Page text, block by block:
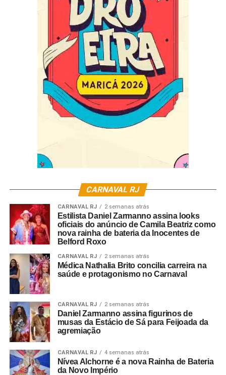
arrecadar latas ou pacotes de leite em pó. Como o evento
é gratuito, a produção do Prêmio solicita que os
convidados e premiados possam levar o alimento não
perecível para ajudar aos mais carentes.
Palco da Cidade do Samba – (Rua Rivadávia Correa 60,
Data: 10 de junho de 2023, (ás 19h).
O evento é gratuito, somente convidados.
CARNAVAL RJ
CARNAVAL RJ 2 semanas atrás
Estilista Daniel Zarmanno assina looks
oficiais do anúncio de Camila Beatriz como
nova rainha de bateria da Inocentes de
Belford Roxo
CARNAVAL RJ 2 semanas atrás
Médica Nathalia Brito concilia carreira na
saúde e protagonismo no Carnaval
CARNAVAL RJ 2 semanas atrás
Daniel Zarmanno assina figurinos de
musas da Estácio de Sá para Feijoada da
agremiação
CARNAVAL RJ 4 semanas atrás
Nívea Alchorne é a nova Rainha de Bateria
da Novo Império